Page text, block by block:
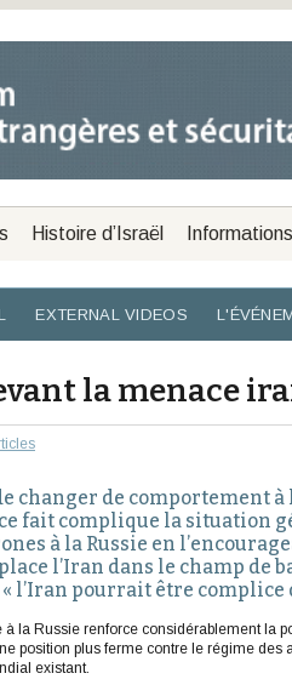
Histoire d’Israël
EXTERNAL VIDEOS
la menace
changer de comportement à
fait complique la situation
à la Russie en
l’Iran dans le champ de
l’Iran pourrait être complice
à la Russie renforce considérablement la
position plus ferme contre le régime des
existant.